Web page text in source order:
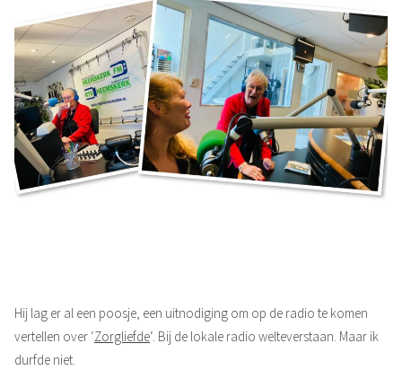
Hij lag er al een poosje, een uitnodiging om op de radio te komen
vertellen over ‘Zorgliefde‘. Bij de lokale radio welteverstaan. Maar ik
durfde niet.